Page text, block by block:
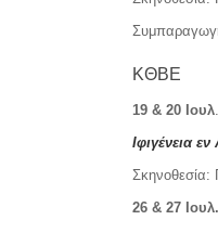
ΚΘΒΕ
19 & 20 Ιουλ.
Ιφιγένεια εν
Σκηνοθεσία:
26 & 27 Ιουλ.